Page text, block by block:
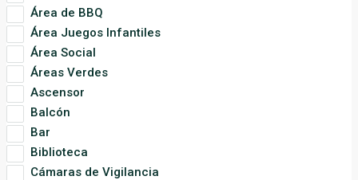
Área de BBQ
Área Juegos Infantiles
Área Social
Áreas Verdes
Ascensor
Balcón
Bar
Biblioteca
Cámaras de Vigilancia